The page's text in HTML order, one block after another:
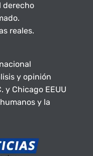
derecho
reales.
y opinión
y Chicago EEUU
y la